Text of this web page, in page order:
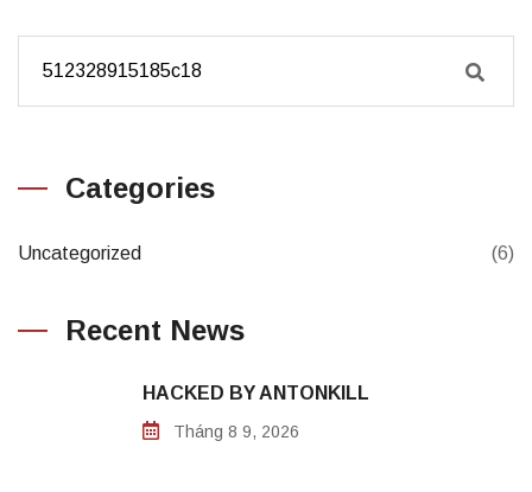
Categories
Uncategorized (6)
Recent News
HACKED BY ANTONKILL
Tháng 8 9, 2026